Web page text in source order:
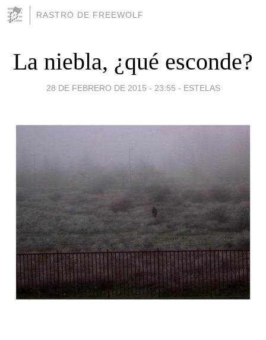
RASTRO DE FREEWOLF
La niebla, ¿qué esconde?
28 DE FEBRERO DE 2015 - 23:55 - ESTELAS